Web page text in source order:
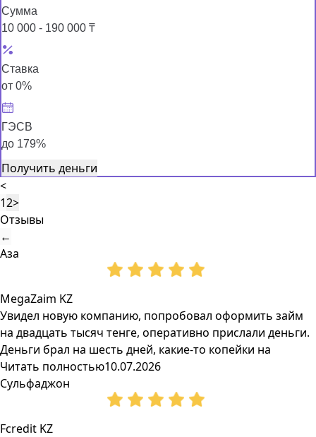
Сумма
10 000 - 190 000 ₸
Ставка
от 0%
ГЭСВ
до 179%
Получить деньги
<
12>
Отзывы
←
Аза
MegaZaim KZ
Увидел новую компанию, попробовал оформить займ
на двадцать тысяч тенге, оперативно прислали деньги.
Деньги брал на шесть дней, какие-то копейки на
Читать полностью10.07.2026
Сульфаджон
Fcredit KZ